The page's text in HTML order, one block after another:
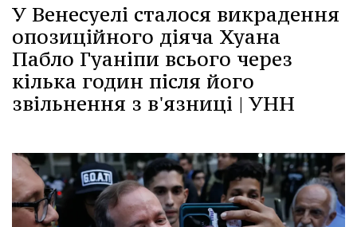
У Венесуелі сталося викрадення
опозиційного діяча Хуана
Пабло Гуаніпи всього через
кілька годин після його
звільнення з в'язниці | УНН